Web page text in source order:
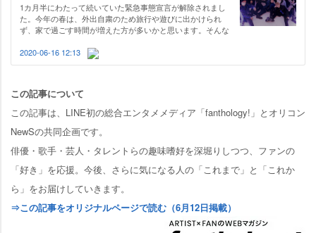
1カ月半にわたって続いていた緊急事態宣言が解除されまし
た。今年の春は、外出自粛のため旅行や遊びに出かけられ
ず、家で過ごす時間が増えた方が多いかと思います。そんな
開。自宅待機している皆さんの心をほっこりさせてくれまし
た。 今回は、11人組グローバルボー…
2020-06-16 12:13
この記事について
この記事は、LINE初の総合エンタメメディア「fanthology!」とオリコン
NewSの共同企画です。
俳優・歌手・芸人・タレントらの趣味嗜好を深堀りしつつ、ファンの
「好き」を応援。今後、さらに気になる人の「これまで」と「これか
ら」をお届けしていきます。
⇒この記事をオリジナルページで読む（6月12日掲載）